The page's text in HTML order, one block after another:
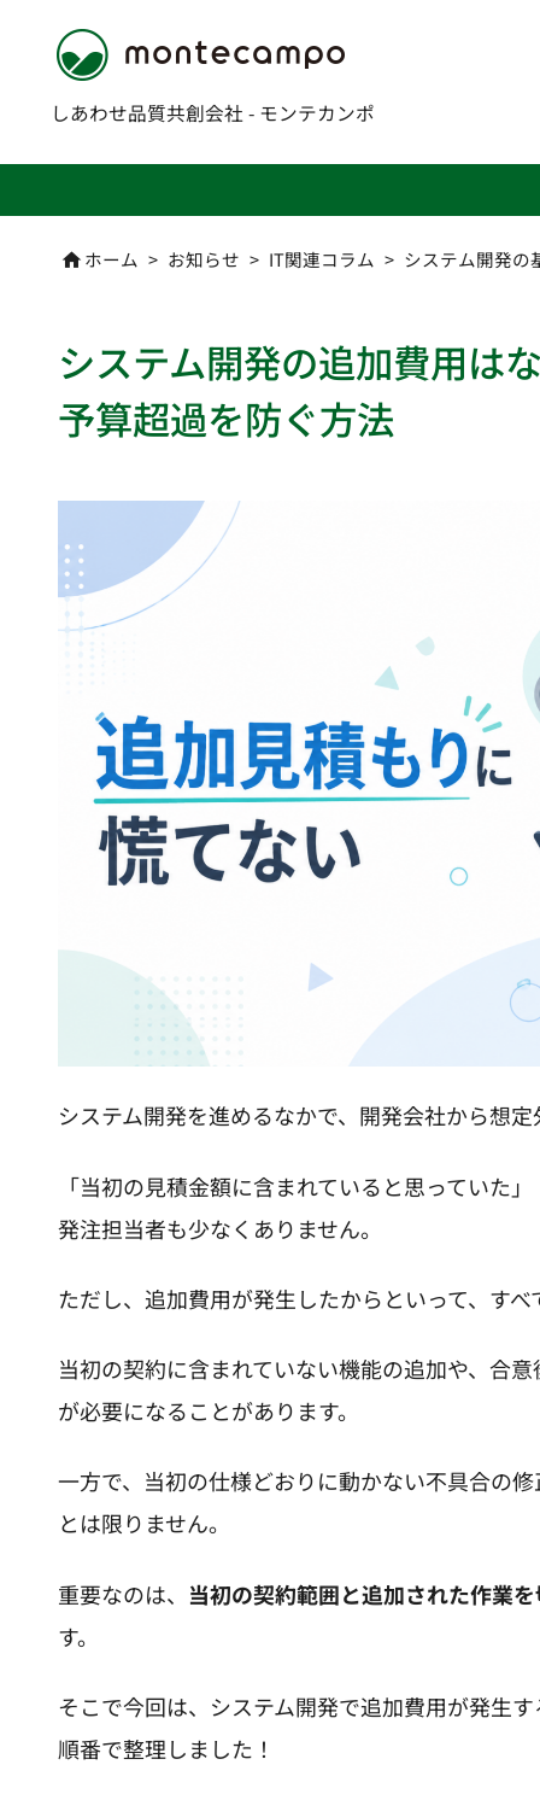
しあわせ品質共創会社 - モンテカンポ
 ホーム > お知らせ > IT関連コラム > システム開発の
システム開発の追加費用は
予算超過を防ぐ方法
システム開発を進めるなかで、開発会社から想
「当初の見積金額に含まれていると思っていた
発注担当者も少なくありません。
ただし、追加費用が発生したからといって、す
当初の契約に含まれていない機能の追加や、合
が必要になることがあります。
一方で、当初の仕様どおりに動かない不具合の
とは限りません。
重要なのは、 当初の契約範囲と追加された作業
す。
そこで今回は、システム開発で追加費用が発生
順番で整理しました！